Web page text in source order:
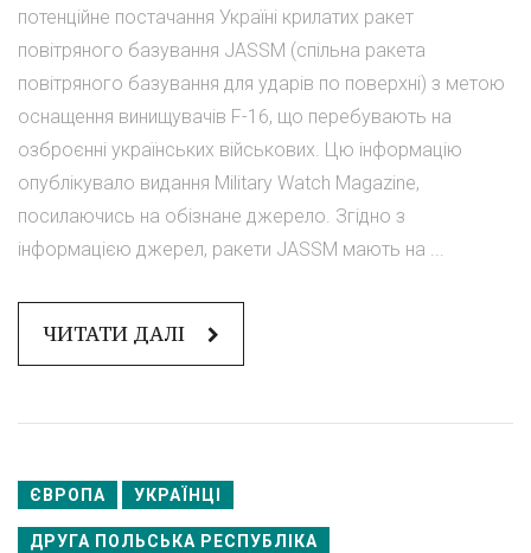
потенційне постачання Україні крилатих ракет
повітряного базування JASSM (спільна ракета
повітряного базування для ударів по поверхні) з метою
оснащення винищувачів F-16, що перебувають на
озброєнні українських військових. Цю інформацію
опублікувало видання Military Watch Magazine,
посилаючись на обізнане джерело. Згідно з
інформацією джерел, ракети JASSM мають на ...
ЧИТАТИ ДАЛІ
ЄВРОПА УКРАЇНЦІ
ДРУГА ПОЛЬСЬКА РЕСПУБЛІКА